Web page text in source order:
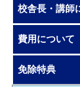
校舎長・講師
費用について
免除特典